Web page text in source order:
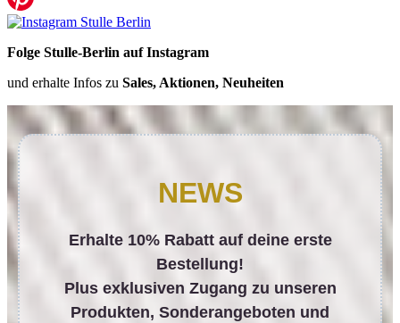
Folge Stulle-Berlin auf Instagram
und erhalte Infos zu Sales, Aktionen, Neuheiten
NEWS
Erhalte 10% Rabatt auf deine erste
Bestellung!
Plus exklusiven Zugang zu unseren
Produkten, Sonderangeboten und